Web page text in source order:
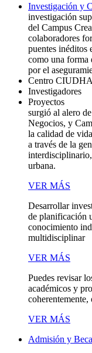
Investigación y
investigación
del Campus
colaboradores
puentes inéditos
como una forma
por el
Centro
Investigadores
Proyectos
surgió al alero
Negocios, y
la calidad de
a través de la
urbana.
VER MÁS
Desarrollar
de planificación
conocimiento
multidisciplinar
VER MÁS
Puedes revisar
académicos y
VER MÁS
Admisión y